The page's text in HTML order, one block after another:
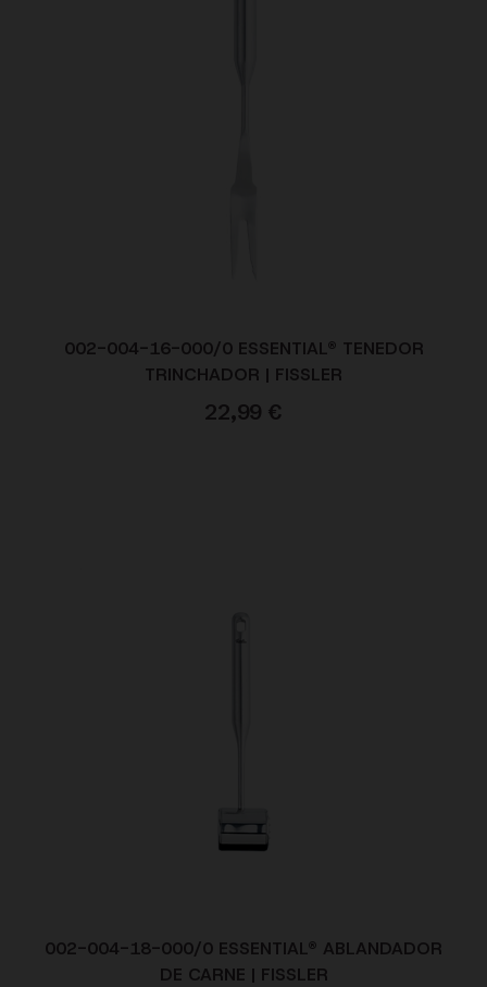
002-004-16-000/0 ESSENTIAL® TENEDOR
TRINCHADOR | FISSLER
22,99 €
002-004-18-000/0 ESSENTIAL® ABLANDADOR
DE CARNE | FISSLER